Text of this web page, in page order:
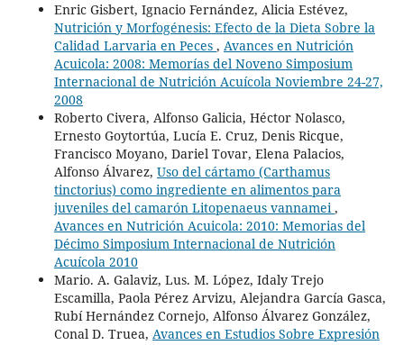
Enric Gisbert, Ignacio Fernández, Alicia Estévez,
Nutrición y Morfogénesis: Efecto de la Dieta Sobre la
Calidad Larvaria en Peces , Avances en Nutrición
Acuicola: 2008: Memorías del Noveno Simposium
Internacional de Nutrición Acuícola Noviembre 24-27,
2008
Roberto Civera, Alfonso Galicia, Héctor Nolasco,
Ernesto Goytortúa, Lucía E. Cruz, Denis Ricque,
Francisco Moyano, Dariel Tovar, Elena Palacios,
Alfonso Álvarez, Uso del cártamo (Carthamus
tinctorius) como ingrediente en alimentos para
juveniles del camarón Litopenaeus vannamei,
Avances en Nutrición Acuicola: 2010: Memorias del
Décimo Simposium Internacional de Nutrición
Acuícola 2010
Mario. A. Galaviz, Lus. M. López, Idaly Trejo
Escamilla, Paola Pérez Arvizu, Alejandra García Gasca,
Rubí Hernández Cornejo, Alfonso Álvarez González,
Conal D. Truea, Avances en Estudios Sobre Expresión